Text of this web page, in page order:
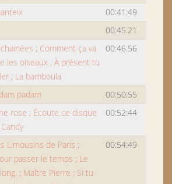
00:41:49
00:45:21
; Comment ça va
les oiseaux ; À présent tu
; La bamboula
00:46:56
padam
00:50:55
rose ; Écoute ce disque
00:52:44
Limousins de Paris ;
passer le temps ; Le
; Maître Pierre ; Si tu
00:54:49